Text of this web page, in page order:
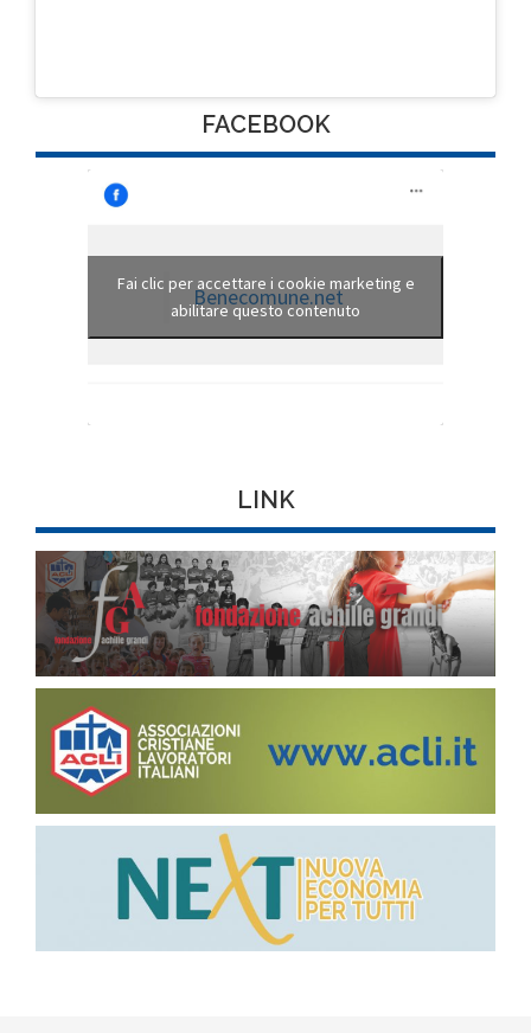
FACEBOOK
Benecomune.net
Fai clic per accettare i cookie marketing e
abilitare questo contenuto
LINK